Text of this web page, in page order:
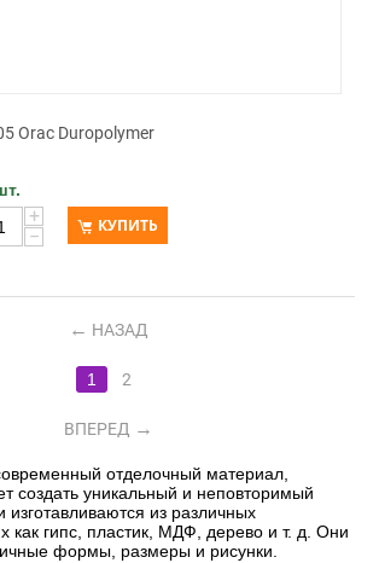
Orac Duropolymer
+
−
КУПИТЬ
НАЗАД
1 2
ВПЕРЕД
отделочный материал,
создать уникальный и неповторимый
изготавливаются из различных
как гипс, пластик, МДФ, дерево и т. д. Они
формы, размеры и рисунки.